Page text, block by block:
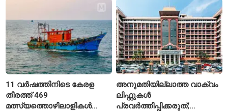
11 വർഷത്തിനിടെ കേരള
തീരത്ത് 469
മത്സ്യത്തൊഴിലാളികൾ
അനുമതിയില്ലാത്ത വാക്വം
ലിഫ്റ്റുകൾ
പ്രവർത്തിപ്പിക്കരുത്;